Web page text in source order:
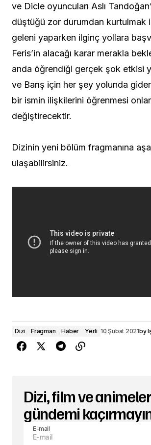
ve Dicle oyuncuları Aslı
düştüğü zor durumdan kurtulmak
geleni yaparken ilginç yollara
Feris’in alacağı karar merakla
anda öğrendiği gerçek şok etkisi
ve Barış için her şey yolunda
bir ismin ilişkilerini öğrenmesi
değiştirecektir.
Dizinin yeni bölüm fragmanına
ulaşabilirsiniz.
Dizi Fragman Haber Yerli 10 Şubat 2021by
Dizi, film ve
gündemi
E-mail